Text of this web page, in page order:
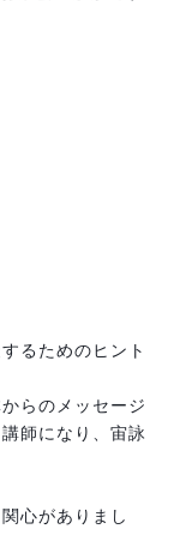
るためのヒント
らのメッセージ
師になり、宙詠
心がありまし